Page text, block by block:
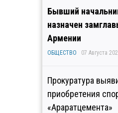
Бывший
назначен
Армении
ОБЩЕСТВО 07 Августа
Прокуратура
приобретения
«Араратцемента»